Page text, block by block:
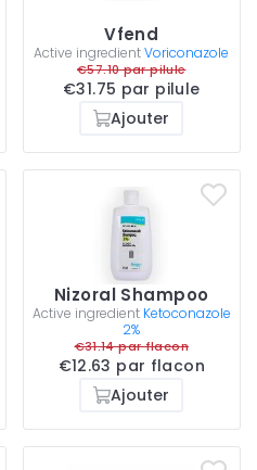
Vfend
Active ingredientVoriconazole
€57.10 par pilule
€31.75 par pilule
Ajouter
Nizoral Shampoo
Active ingredient Ketoconazole
2%
€31.14 par flacon
€12.63 par flacon
Ajouter